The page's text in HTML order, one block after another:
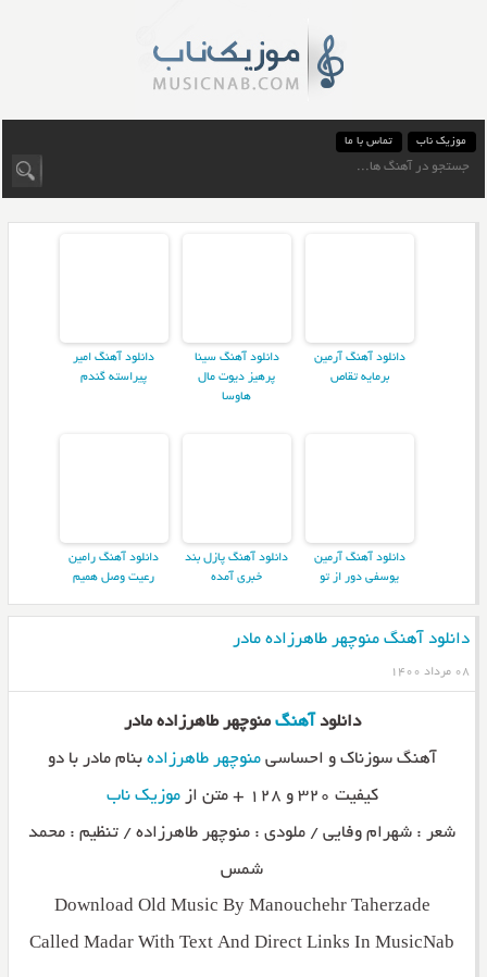
موزیک ناب تماس با ما
دانلود آهنگ آرمین
برمایه تقاص
دانلود آهنگ سینا
پرهیز دیوت مال
هاوسا
دانلود آهنگ امیر
پیراسته گندم
دانلود آهنگ آرمین
یوسفی دور از تو
دانلود آهنگ پازل بند
خبری آمده
دانلود آهنگ رامین
رعیت وصل همیم
دانلود آهنگ منوچهر طاهرزاده مادر
۰۸ مرداد ۱۴۰۰
دانلود آهنگمنوچهر طاهرزاده مادر
آهنگ سوزناک و احساسیمنوچهر طاهرزاده بنام مادر با دو
کیفیت ۳۲۰ و ۱۲۸ + متن از
موزیک ناب
شعر : شهرام وفایی / ملودی : منوچهر طاهرزاده / تنظیم : محمد
شمس
Download Old Music By Manouchehr Taherzade
Called Madar With Text And Direct Links In MusicNab